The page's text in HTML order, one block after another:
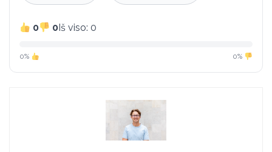
0 0 Iš viso: 0
0% 0%